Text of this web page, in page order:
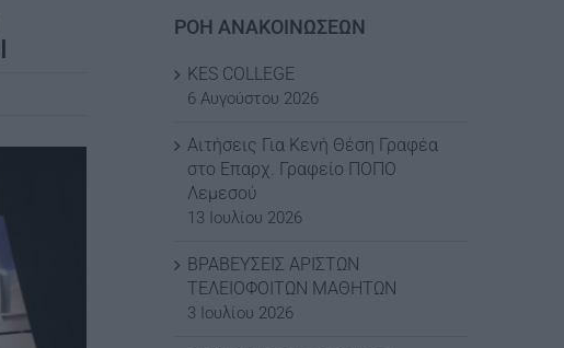
ΡΟΗ ΑΝΑΚΟΙΝΩΣΕΩΝ
KES COLLEGE
6 Αυγούστου 2026
Αιτήσεις Για Κενή Θέση Γραφέα
στο Επαρχ. Γραφείο ΠΟΠΟ
Λεμεσού
13 Ιουλίου 2026
ΒΡΑΒΕΥΣΕΙΣ ΑΡΙΣΤΩΝ
ΤΕΛΕΙΟΦΟΙΤΩΝ ΜΑΘΗΤΩΝ
3 Ιουλίου 2026